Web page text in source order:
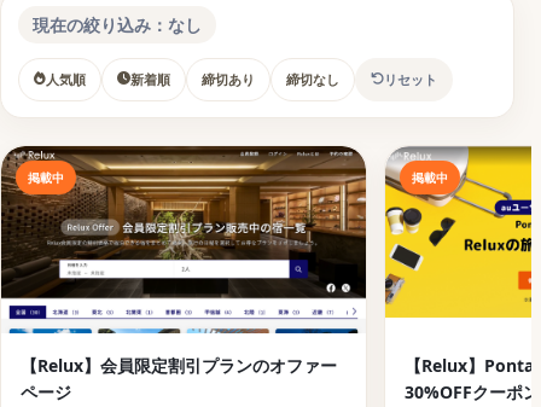
たクーポンコード・キャンペーンまとめ
【Relux】ポイントアップキャンペーンで5%OFF
【関連】旅行で使えるクーポンコードまとめ
ホテル予約サイトに使えるお得な旅行クーポンコード
アクティビティ予約に使えるお得な旅行クーポンコード
パッケージツアーとホテル予約サイトに使えるお得な旅
行クーポンコード
航空券予約に使えるお得な旅行クーポンコード
現在の絞り込み：なし
人気順 新着順 締切あり 締切なし リセット
掲載中
【Relux】会員限定割引プランのオファー
ページ
掲載中
【Relux】
30%OFFクーポ